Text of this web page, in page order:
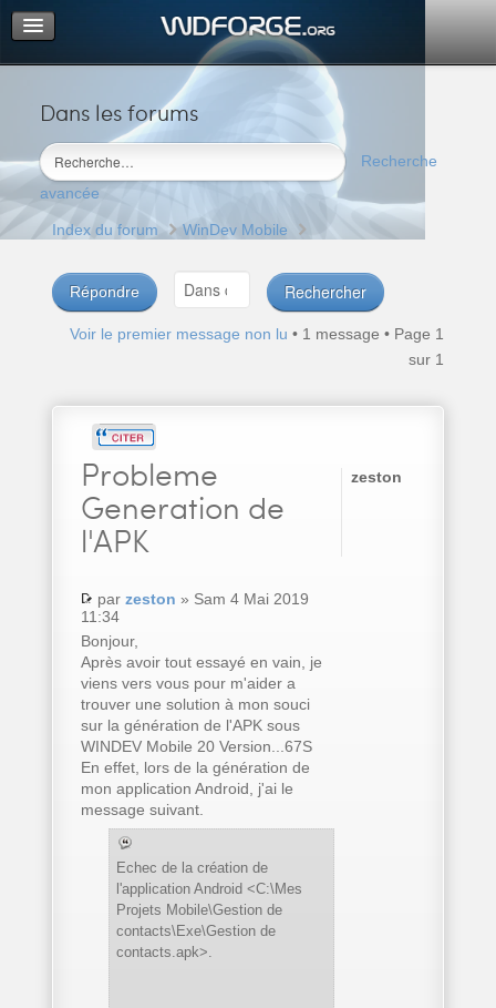
Dans les forums
Recherche
avancée
Portail
Index du forum
M’enregistrer
Connexion
Index du forum WinDev Mobile
Répondre
Voir le premier message non lu • 1 message • Page 1
sur 1
Probleme
Generation de
l'APK
par zeston » Sam 4 Mai 2019
11:34
Bonjour,
Après avoir tout essayé en vain, je
viens vers vous pour m'aider a
trouver une solution à mon souci
sur la génération de l'APK sous
WINDEV Mobile 20 Version...67S
En effet, lors de la génération de
mon application Android, j'ai le
message suivant.
Echec de la création de
l'application Android <C:\Mes
Projets Mobile\Gestion de
contacts\Exe\Gestion de
contacts.apk>.
zeston